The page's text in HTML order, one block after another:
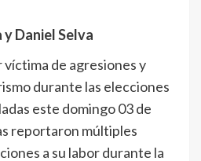
Daniel Selva
víctima de agresiones y
durante las elecciones
este domingo 03 de
reportaron múltiples
a su labor durante la